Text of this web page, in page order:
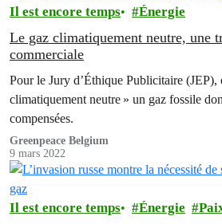
Il est encore temps Énergie
Le gaz climatiquement neutre, une
commerciale
Pour le Jury d’Éthique Publicitaire
climatiquement neutre » un gaz fossile
compensées.
Greenpeace Belgium
9 mars 2022
Il est encore temps Énergie